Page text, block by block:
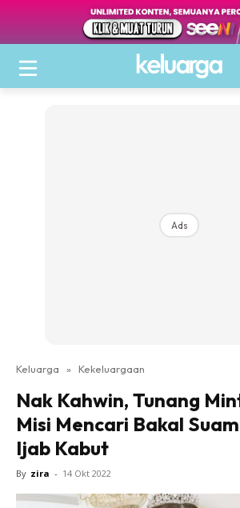
Ads
Keluarga » Kekeluargaan
Nak Kahwin, Tunang
Misi Mencari Bakal
Ijab Kabut
By zira - 14 Okt 2022